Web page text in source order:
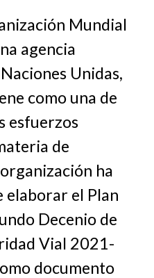
Mundial
agencia
Unidas,
como una de
esfuerzos
de
ha
elaborar el Plan
Decenio de
Vial 2021-
documento